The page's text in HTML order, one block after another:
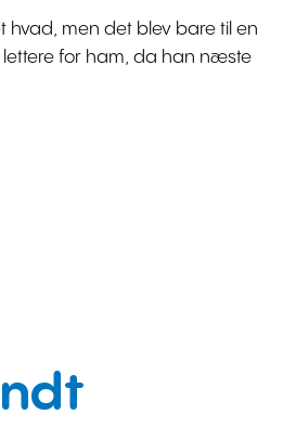
hvad, men det blev bare til en
for ham, da han næste